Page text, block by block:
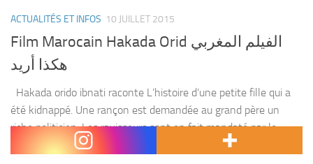
ACTUALITÉS ET INFOS 10 JUILLET 2015
Film Marocain Hakada Orid الفيلم المغربي
هكذا أريد
Hakada orido ibnati raconte L’histoire d’une petite fille qui a
été kidnappé. Une rançon est demandée au grand père un
riche politicien. Les ravisseurs sont en fait mandaté par le
concurrent électoral du grand...